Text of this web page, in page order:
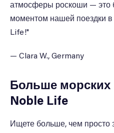
атмосферы роскоши — это
моментом нашей поездки
Life!"
— Clara W., Germany
Больше морских
Noble Life
Ищете больше, чем просто